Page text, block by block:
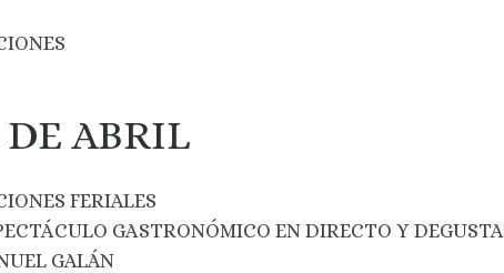
ABRIL
FERIALES
GASTRONÓMICO EN DIRECTO Y
GALÁN